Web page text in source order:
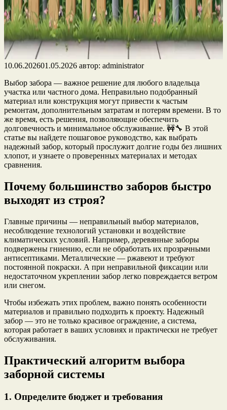
10.06.202601.05.2026 автор: administrator
Выбор забора — важное решение для любого владельца
участка или частного дома. Неправильно подобранный
материал или конструкция могут привести к частым
ремонтам, дополнительным затратам и потерям времени. В то
же время, есть решения, позволяющие обеспечить
долговечность и минимальное обслуживание. 🚧🔧 В этой
статье вы найдете пошаговое руководство, как выбрать
надежный забор, который прослужит долгие годы без лишних
хлопот, и узнаете о проверенных материалах и методах
сравнения.
Почему большинство заборов быстро
выходят из строя?
Главные причины — неправильный выбор материалов,
несоблюдение технологий установки и воздействие
климатических условий. Например, деревянные заборы
подвержены гниению, если не обработать их прозрачными
антисептиками. Металлические — ржавеют и требуют
постоянной покраски. А при неправильной фиксации или
недостаточном укреплении забор легко повреждается ветром
или снегом.
Чтобы избежать этих проблем, важно понять особенности
материалов и правильно подходить к проекту. Надежный
забор — это не только красивое ограждение, а система,
которая работает в ваших условиях и практически не требует
обслуживания.
Практический алгоритм выбора
заборной системы
1. Определите бюджет и требования